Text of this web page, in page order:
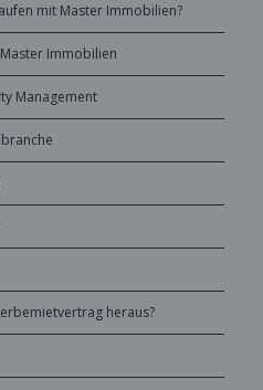
mit Master Immobilien?
Immobilien
Management
heraus?